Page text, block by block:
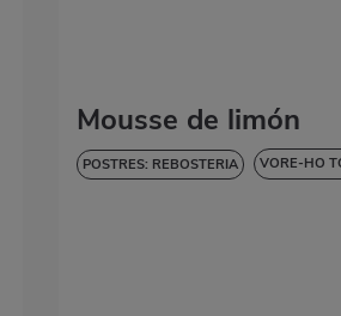
Mousse de limón
POSTRES: REBOSTERIA VORE-HO